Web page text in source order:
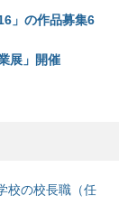
」の作品募集6
展」開催
校の校長職（任